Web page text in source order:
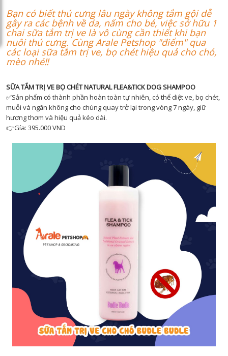
Bạn có biết thú cưng lâu ngày không tắm gội dễ
gây ra các bệnh về da, nấm cho bé, việc sở hữu 1
chai sữa tắm trị ve là vô cùng cần thiết khi bạn
nuôi thú cưng. Cùng Arale Petshop "điểm" qua
các loại sữa tắm trị ve, bọ chét hiệu quả cho chó,
mèo nhé‼️
SỮA TẮM TRỊ VE BỌ CHÉT NATURAL FLEA&TICK DOG SHAMPOO
✅Sản phẩm có thành phần hoàn toàn tự nhiên, có thể diệt ve, bọ chét,
muỗi và ngăn không cho chúng quay trở lại trong vòng 7 ngày, giữ
hương thơm và hiệu quả kéo dài.
👉Gía: 395.000 VND